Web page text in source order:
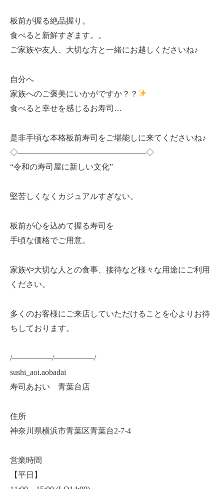
板前が握る絶品握り。
食べると新鮮すぎます。。
ご家族や友人、大切な方と一緒にお越しくださいね♪
自分へ
家族へのご褒美にいかがですか？？
食べると幸せを感じるお寿司…
是非手頃な本格板前寿司をご堪能しに来てくださいね♪
◇————————————————◇
“令和の寿司屋に新しい文化”
堅苦しくなくカジュアルすぎない。
板前が心を込めて握る寿司を
手頃な価格でご用意。
家族や大切な人との食事、接待など様々な用途にご利用
ください。
多くのお客様にご来店していただけることを心よりお待
ちしております。
/—————/—————/
sushi_aoi.aobadai
寿司あおい 青葉台店
住所
神奈川県横浜市青葉区青葉台2-7-4
営業時間
【平日】